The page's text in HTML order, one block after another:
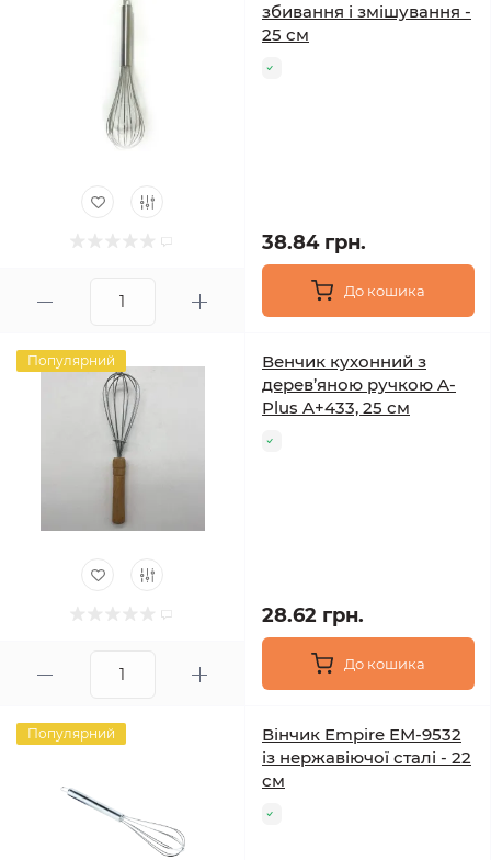
збивання і змішування -
25 см
38.84 грн.
До кошика
Популярний
Венчик кухонний з
дерев’яною ручкою A-
Plus A+433, 25 см
28.62 грн.
До кошика
Популярний
Вінчик Empire EM‑9532
із нержавіючої сталі - 22
см